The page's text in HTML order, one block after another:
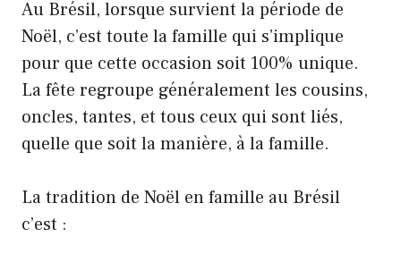
Au Brésil, lorsque survient la période de
Noël, c’est toute la famille qui s’implique
pour que cette occasion soit 100% unique.
La fête regroupe généralement les cousins,
oncles, tantes, et tous ceux qui sont liés,
quelle que soit la manière, à la famille.
La tradition de Noël en famille au Brésil
c’est :